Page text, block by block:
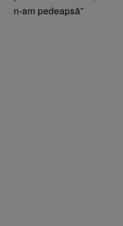
n-am pedeapsă”